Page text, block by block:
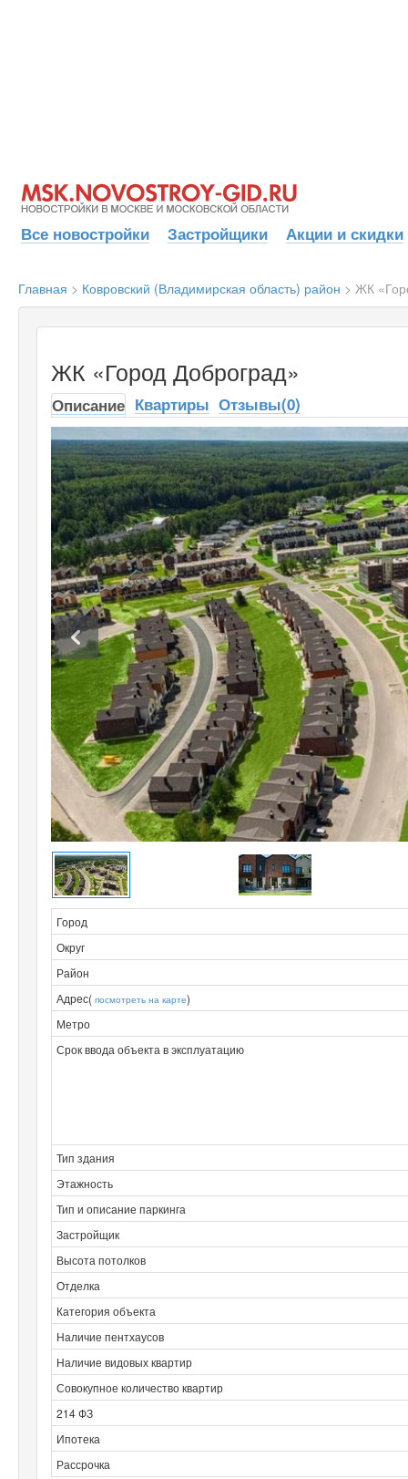
Все новостройки Застройщики Акции и скидки
Главная > Ковровский (Владимирская область) район > ЖК
ЖК «Город Доброград»
Описание Квартиры Отзывы(0)
Город
Округ
Район
Адрес( посмотреть на карте)
Метро
Срок ввода объекта в эксплуатацию
Тип здания
Этажность
Тип и описание паркинга
Застройщик
Высота потолков
Отделка
Категория объекта
Наличие пентхаусов
Наличие видовых квартир
Совокупное количество квартир
214 ФЗ
Ипотека
Рассрочка